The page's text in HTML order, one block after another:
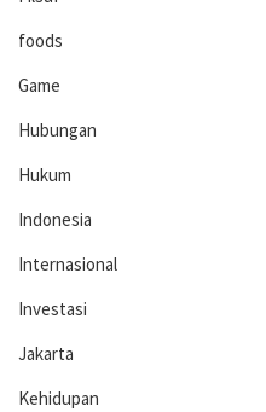
foods
Game
Hubungan
Hukum
Indonesia
Internasional
Investasi
Jakarta
Kehidupan